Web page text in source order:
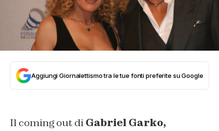
Aggiungi Giornalettismo tra le tue fonti preferite su Google
Il coming out diGabriel Garko,